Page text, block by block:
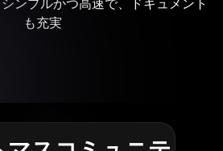
ンプルかつ高速で、ドキュメント
も充実